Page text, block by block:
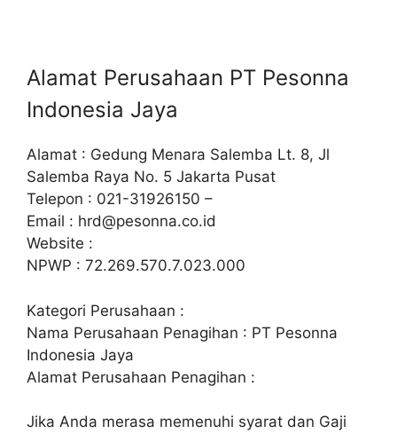
Alamat Perusahaan PT Pesonna
Indonesia Jaya
Alamat : Gedung Menara Salemba Lt. 8, Jl
Salemba Raya No. 5 Jakarta Pusat
Telepon : 021-31926150 –
Email : hrd@pesonna.co.id
Website :
NPWP : 72.269.570.7.023.000
Kategori Perusahaan :
Nama Perusahaan Penagihan : PT Pesonna
Indonesia Jaya
Alamat Perusahaan Penagihan :
Jika Anda merasa memenuhi syarat dan Gaji